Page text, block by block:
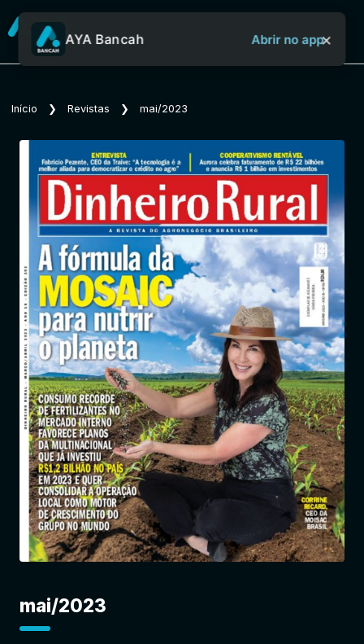
Sobre o Aya Bancah
Início
Revistas
Jornais
Notícias
Entrar
AYA Bancah Abrir no app×
Início ❯ Revistas ❯ mai/2023
mai/2023